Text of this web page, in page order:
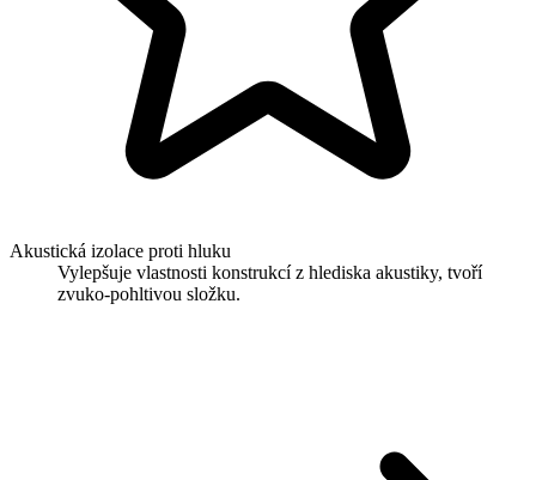
Akustická izolace proti hluku
Vylepšuje vlastnosti konstrukcí z hlediska akustiky, tvoří
zvuko-pohltivou složku.